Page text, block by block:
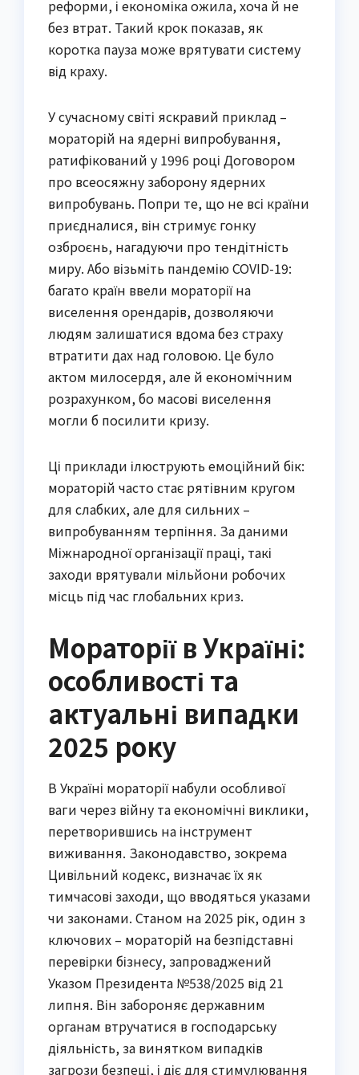
реформи, і економіка ожила, хоча й не
без втрат. Такий крок показав, як
коротка пауза може врятувати систему
від краху.
У сучасному світі яскравий приклад –
мораторій на ядерні випробування,
ратифікований у 1996 році Договором
про всеосяжну заборону ядерних
випробувань. Попри те, що не всі країни
приєдналися, він стримує гонку
озброєнь, нагадуючи про тендітність
миру. Або візьміть пандемію COVID-19:
багато країн ввели мораторії на
виселення орендарів, дозволяючи
людям залишатися вдома без страху
втратити дах над головою. Це було
актом милосердя, але й економічним
розрахунком, бо масові виселення
могли б посилити кризу.
Ці приклади ілюструють емоційний бік:
мораторій часто стає рятівним кругом
для слабких, але для сильних –
випробуванням терпіння. За даними
Міжнародної організації праці, такі
заходи врятували мільйони робочих
місць під час глобальних криз.
Мораторії в Україні:
особливості та
актуальні випадки
2025 року
В Україні мораторії набули особливої
ваги через війну та економічні виклики,
перетворившись на інструмент
виживання. Законодавство, зокрема
Цивільний кодекс, визначає їх як
тимчасові заходи, що вводяться указами
чи законами. Станом на 2025 рік, один з
ключових – мораторій на безпідставні
перевірки бізнесу, запроваджений
Указом Президента №538/2025 від 21
липня. Він забороняє державним
органам втручатися в господарську
діяльність, за винятком випадків
загрози безпеці, і діє для стимулювання